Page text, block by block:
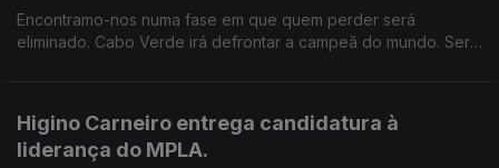
Encontramo-nos numa fase em que quem perder será
eliminado. Cabo Verde irá defrontar a campeã do mundo. Será
Higino Carneiro entrega candidatura à
liderança do MPLA.